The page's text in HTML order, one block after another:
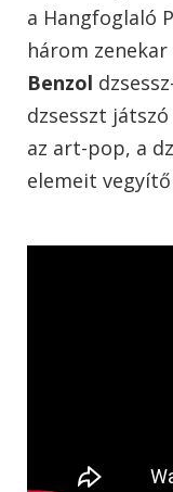
a Hangfoglaló
három
Benzol
dzsesszt játszó
az art-pop, a
elemeit vegyítő